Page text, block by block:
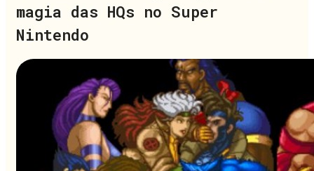
magia das HQs no Super
Nintendo